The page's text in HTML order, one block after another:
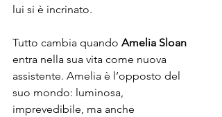
lui si è incrinato.
Tutto cambia quando Amelia Sloan
entra nella sua vita come nuova
assistente. Amelia è l’opposto del
suo mondo: luminosa,
imprevedibile, ma anche